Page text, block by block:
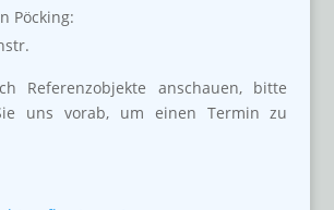
Pöcking:
Referenzobjekte anschauen, bitte
uns vorab, um einen Termin zu